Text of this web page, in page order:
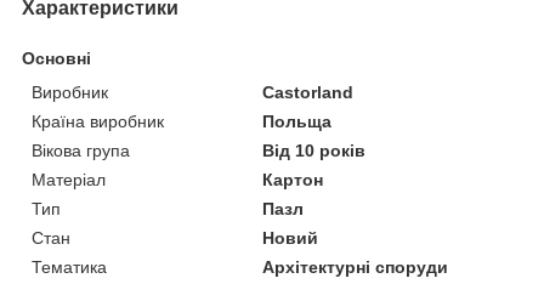
Характеристики
Основні
Виробник
Castorland
Країна виробник
Польща
Вікова група
Від 10 років
Матеріал
Картон
Тип
Пазл
Стан
Новий
Тематика
Архітектурні споруди